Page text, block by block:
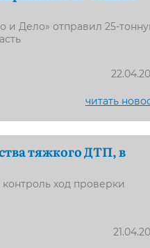
и Дело» отправил 25-
читать
тяжкого ДТП, в
ход проверки